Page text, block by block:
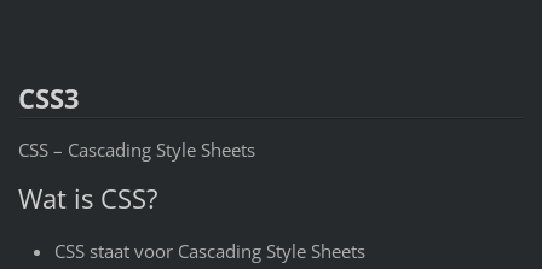
CSS3
CSS – Cascading Style Sheets
Wat is CSS?
CSS staat voor Cascading Style Sheets